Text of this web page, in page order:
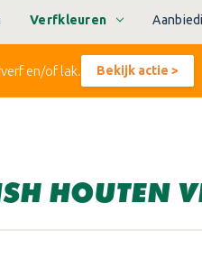
Verfkleuren
en/of lak. Bekijk actie >
HOUTEN